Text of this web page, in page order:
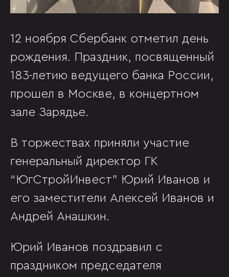
12 ноября Сбербанк отметил день
рождения. Праздник, посвященный
183-летию ведущего банка России,
прошел в Москве, в концертном
зале Зарядье.
В торжествах приняли участие
генеральный директор ГК
“ЮгСтройИнвест” Юрий Иванов и
его заместители Алексей Иванов и
Андрей Анашкин.
Юрий Иванов поздравил с
праздником председателя